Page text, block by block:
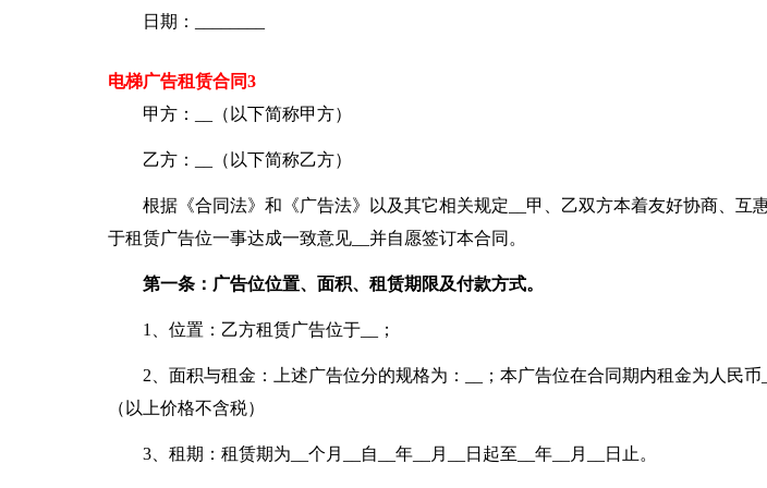
日期：________
电梯广告租赁合同3
甲方：__（以下简称甲方）
乙方：__（以下简称乙方）
根据《合同法》和《广告法》以及其它相关规定__甲、乙双方本着友好协商、互
于租赁广告位一事达成一致意见__并自愿签订本合同。
第一条：广告位位置、面积、租赁期限及付款方式。
1、位置：乙方租赁广告位于__；
2、面积与租金：上述广告位分的规格为：__；本广告位在合同期内租金为人民币
（以上价格不含税）
3、租期：租赁期为__个月__自__年__月__日起至__年__月__日止。